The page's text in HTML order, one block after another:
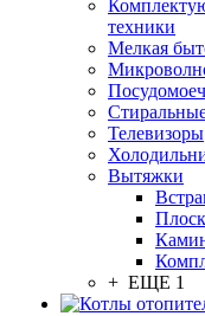
техники
Мелкая
Телевизоры
Вытяжки
+ ЕЩЕ 1